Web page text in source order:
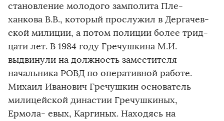
становление молодого замполита Пле-
ханкова В.В., который прослужил в Дергачев-
ской милиции, а потом полиции более трид-
цати лет. В 1984 году Гречушкина М.И.
выдвинули на должность заместителя
начальника РОВД по оперативной работе.
Михаил Иванович Гречушкин основатель
милицейской династии Гречушкиных,
Ермола- евых, Каргиных. Находясь на